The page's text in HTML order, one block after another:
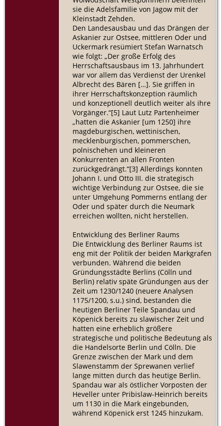
sie die Adelsfamilie von Jagow mit der
Kleinstadt Zehden.
Den Landesausbau und das Drängen der
Askanier zur Ostsee, mittleren Oder und
Uckermark resümiert Stefan Warnatsch
wie folgt: „Der große Erfolg des
Herrschaftsausbaus im 13. Jahrhundert
war vor allem das Verdienst der Urenkel
Albrecht des Bären […]. Sie griffen in
ihrer Herrschaftskonzeption räumlich
und konzeptionell deutlich weiter als ihre
Vorgänger.“[5] Laut Lutz Partenheimer
„hatten die Askanier [um 1250] ihre
magdeburgischen, wettinischen,
mecklenburgischen, pommerschen,
polnischehen und kleineren
Konkurrenten an allen Fronten
zurückgedrängt.“[3] Allerdings konnten
Johann I. und Otto III. die strategisch
wichtige Verbindung zur Ostsee, die sie
unter Umgehung Pommerns entlang der
Oder und später durch die Neumark
erreichen wollten, nicht herstellen.
Entwicklung des Berliner Raums
Die Entwicklung des Berliner Raums ist
eng mit der Politik der beiden Markgrafen
verbunden. Während die beiden
Gründungsstädte Berlins (Cölln und
Berlin) relativ späte Gründungen aus der
Zeit um 1230/1240 (neuere Analysen
1175/1200, s.u.) sind, bestanden die
heutigen Berliner Teile Spandau und
Köpenick bereits zu slawischer Zeit und
hatten eine erheblich größere
strategische und politische Bedeutung als
die Handelsorte Berlin und Cölln. Die
Grenze zwischen der Mark und dem
Slawenstamm der Sprewanen verlief
lange mitten durch das heutige Berlin.
Spandau war als östlicher Vorposten der
Heveller unter Pribislaw-Heinrich bereits
um 1130 in die Mark eingebunden,
während Köpenick erst 1245 hinzukam.